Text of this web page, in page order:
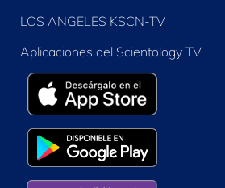
LOS ANGELES KSCN-TV
Aplicaciones del Scientology TV